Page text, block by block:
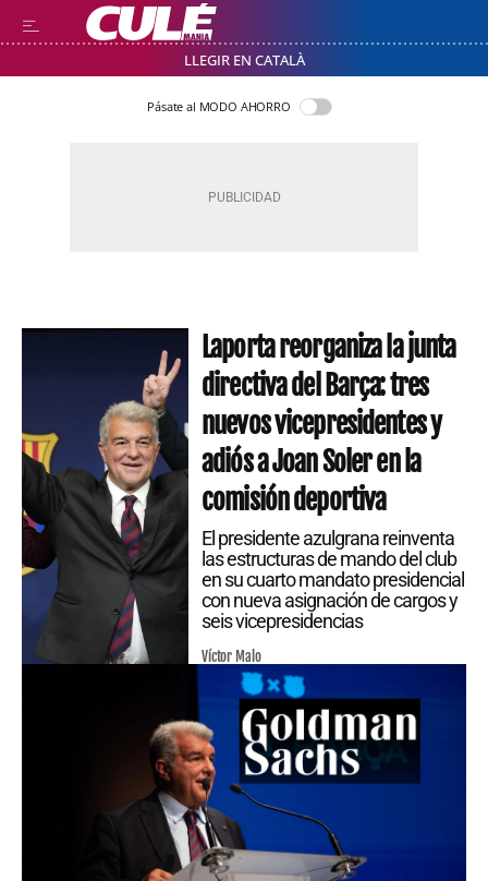
LLEGIR EN CATALÀ
Pásate al MODO AHORRO
Laporta reorganiza la junta
directiva del Barça: tres
nuevos vicepresidentes y
adiós a Joan Soler en la
comisión deportiva
El presidente azulgrana reinventa
las estructuras de mando del club
en su cuarto mandato presidencial
con nueva asignación de cargos y
seis vicepresidencias
Víctor Malo